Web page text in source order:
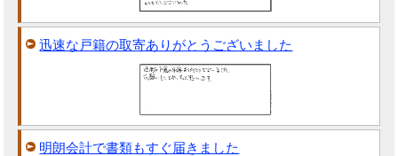
迅速な戸籍の取寄ありがとうございました
明朗会計で書類もすぐ届きました